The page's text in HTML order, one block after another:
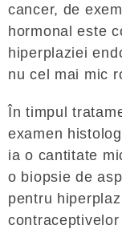
cancer, de
hormonal este
hiperplaziei
nu cel mai mic
În timpul
examen
ia o cantitate
o biopsie de
pentru